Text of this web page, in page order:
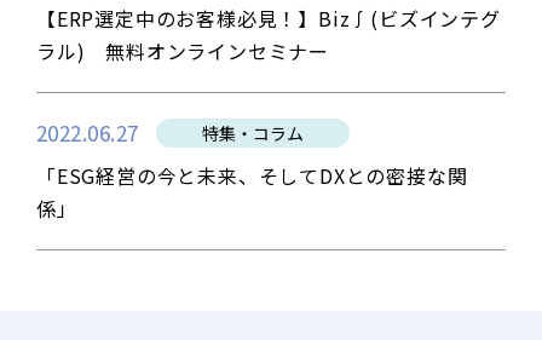
【ERP選定中のお客様必見！】Biz∫(ビズインテグ
ラル) 無料オンラインセミナー
2022.06.27 特集・コラム
「ESG経営の今と未来、そしてDXとの密接な関
係」